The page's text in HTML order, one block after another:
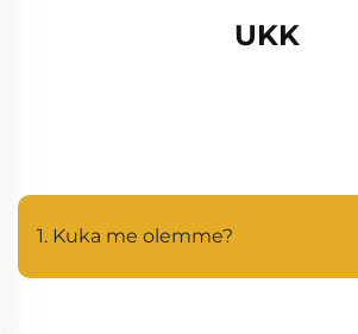
UKK
1. Kuka me olemme?